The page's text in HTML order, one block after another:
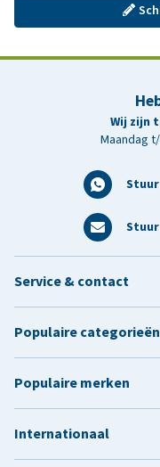
Wij zijn
Maandag
Service & contact
Populaire categorieën
Populaire merken
Internationaal